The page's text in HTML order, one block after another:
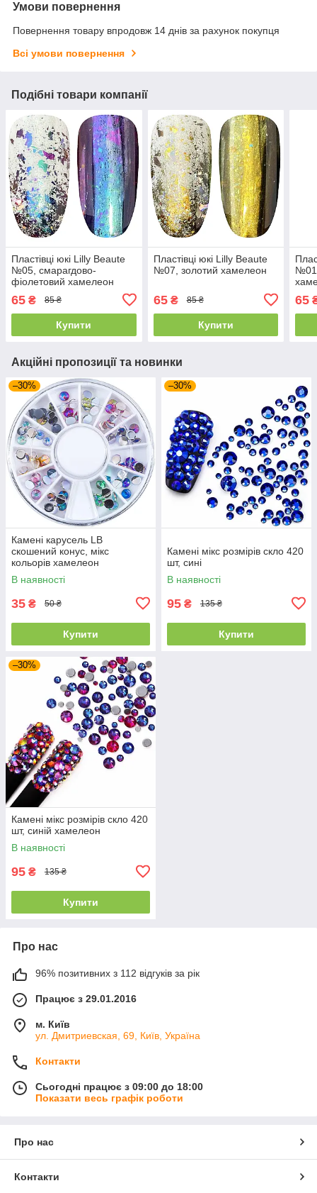
Умови повернення
Повернення товару впродовж 14 днів за рахунок покупця
Всі умови повернення
Подібні товари компанії
Пластівці юкі Lilly Beaute
№05, смарагдово-
фіолетовий хамелеон
65 ₴ 85 ₴
Купити
Пластівці юкі Lilly Beaute
№07, золотий хамелеон
65₴ 85 ₴
Купити
65
Акційні пропозиції та новинки
–30%
Камені карусель LB
скошений конус, мікс
кольорів хамелеон
В наявності
35 ₴ 50 ₴
Купити
–30%
Камені мікс розмірів скло 420
шт, сині
В наявності
95 ₴ 135 ₴
Купити
–30%
Камені мікс розмірів скло 420
шт, синій хамелеон
В наявності
95 ₴ 135 ₴
Купити
Про нас
96% позитивних з 112 відгуків за рік
Працює з 29.01.2016
м. Київ
ул. Дмитриевская, 69, Київ, Україна
Контакти
Сьогодні працює з 09:00 до 18:00
Показати весь графік роботи
Про нас
Контакти